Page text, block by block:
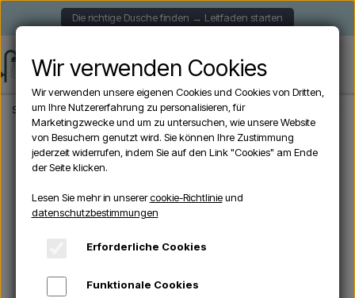
Die richtige Dusche finden → Leitfaden starten
Startseite Aussendusche Freistehende Duschen Sined CHIA BIANCA -
ANGEBOTE -10%
Wir verwenden Cookies
Wir verwenden unsere eigenen Cookies und Cookies von Dritten,
um Ihre Nutzererfahrung zu personalisieren, für
Marketingzwecke und um zu untersuchen, wie unsere Website
von Besuchern genutzt wird. Sie können Ihre Zustimmung
jederzeit widerrufen, indem Sie auf den Link "Cookies" am Ende
der Seite klicken.
Lesen Sie mehr in unserercookie-Richtlinieund
datenschutzbestimmungen
Erforderliche Cookies
Funktionale Cookies